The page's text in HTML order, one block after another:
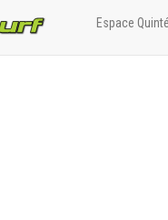
Espace Quinté